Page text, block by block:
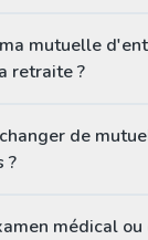
mutuelle
retraite ?
de
?
médical